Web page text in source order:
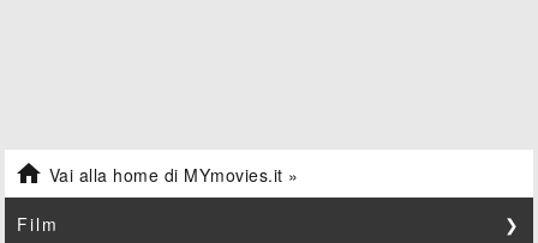
 Vai alla home di MYmovies.it »
Film ❯